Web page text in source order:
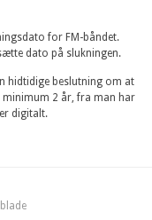
for FM-båndet.
dato på slukningen.
hidtidige beslutning om at
minimum 2 år, fra man har
digitalt.